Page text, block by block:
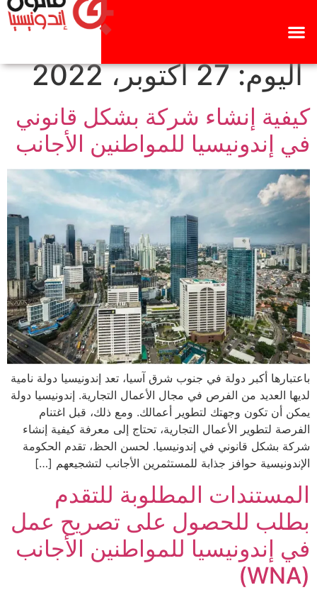
اليوم:27 أكتوبر، 2022
كيفية إنشاء شركة بشكل قانوني
في إندونيسيا للمواطنين الأجانب
باعتبارها أكبر دولة في جنوب شرق آسيا، تعد إندونيسيا دولة نامية
لديها العديد من الفرص في مجال الأعمال التجارية. إندونيسيا دولة
يمكن أن تكون وجهتك لتطوير أعمالك. ومع ذلك، قبل اغتنام
الفرصة لتطوير الأعمال التجارية، تحتاج إلى معرفة كيفية إنشاء
شركة بشكل قانوني في إندونيسيا. لحسن الحظ، تقدم الحكومة
الإندونيسية حوافز جذابة للمستثمرين الأجانب لتشجيعهم […]
المستندات المطلوبة للتقدم
بطلب للحصول على تصريح عمل
في إندونيسيا للمواطنين الأجانب
(WNA)